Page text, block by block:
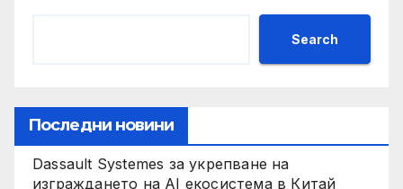
Search
Последни новини
Dassault Systemes за укрепване на
изграждането на AI екосистема в Китай